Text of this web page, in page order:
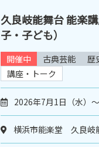
久良岐能舞台 能楽
子・子ども）
開催中 古典芸能
歴
講座・トーク
2026年7月1日（水）
横浜市能楽堂 久良岐